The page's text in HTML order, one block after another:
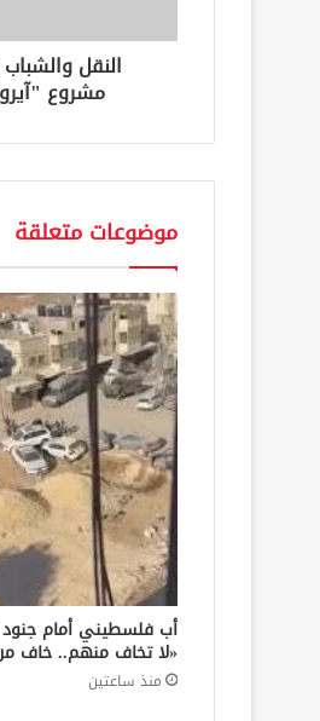
ن
النقل
مشروع
موضوعات متعلقة
أب فلسطيني أمام جنود
«لا تخاف منهم.. خاف
منذ ساعتين